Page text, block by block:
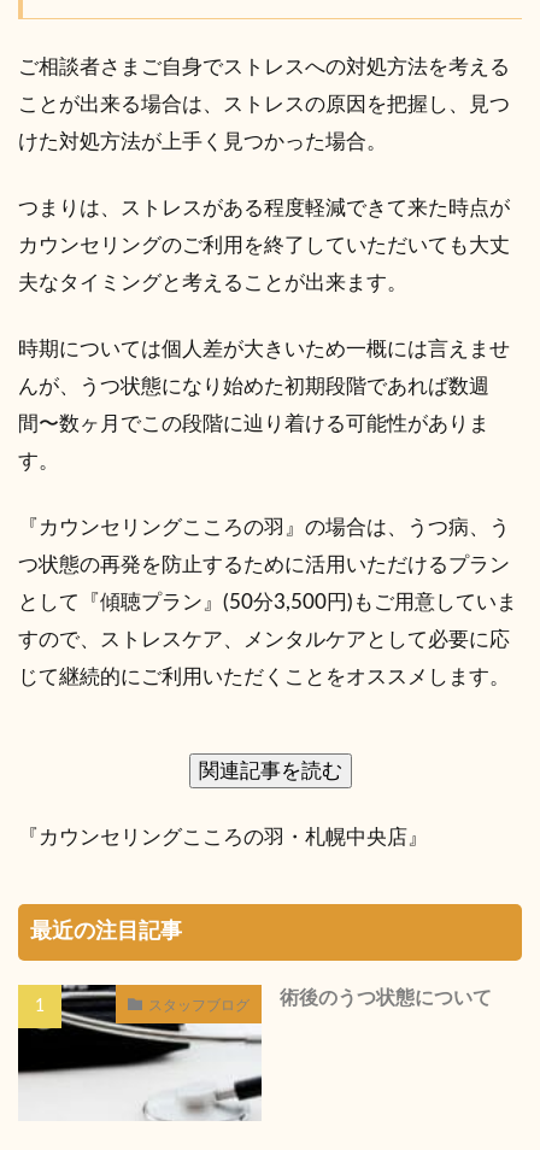
ご相談者さまご自身でストレスへの対処方法を考える
ことが出来る場合は、ストレスの原因を把握し、見つ
けた対処方法が上手く見つかった場合。
つまりは、ストレスがある程度軽減できて来た時点が
カウンセリングのご利用を終了していただいても大丈
夫なタイミングと考えることが出来ます。
時期については個人差が大きいため一概には言えませ
んが、うつ状態になり始めた初期段階であれば数週
間〜数ヶ月でこの段階に辿り着ける可能性がありま
す。
『カウンセリングこころの羽』の場合は、うつ病、う
つ状態の再発を防止するために活用いただけるプラン
として『傾聴プラン』(50分3,500円)もご用意していま
すので、ストレスケア、メンタルケアとして必要に応
じて継続的にご利用いただくことをオススメします。
関連記事を読む
『カウンセリングこころの羽・札幌中央店』
最近の注目記事
スタッフブログ 術後のうつ状態について